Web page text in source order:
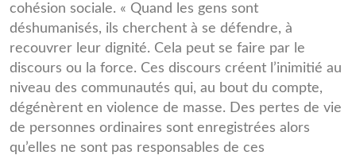
cohésion sociale. « Quand les gens sont
déshumanisés, ils cherchent à se défendre, à
recouvrer leur dignité. Cela peut se faire par le
discours ou la force. Ces discours créent l’inimitié au
niveau des communautés qui, au bout du compte,
dégénèrent en violence de masse. Des pertes de vie
de personnes ordinaires sont enregistrées alors
qu’elles ne sont pas responsables de ces